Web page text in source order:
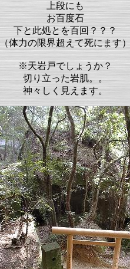
上段にも
お百度石
下と此処とを百回？？？
（体力の限界超えて死にます
※天岩戸でしょうか？
切り立った岩肌。。
神々しく見えます。